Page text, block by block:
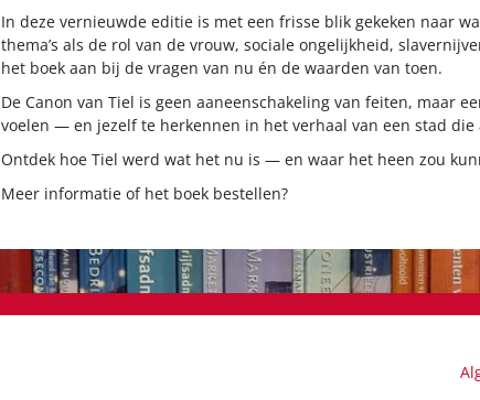
In deze vernieuwde editie is met een frisse blik gekeken naar
thema’s als de rol van de vrouw, sociale ongelijkheid,
het boek aan bij de vragen van nu én de waarden van toen.
De Canon van Tiel is geen aaneenschakeling van feiten, maar
voelen — en jezelf te herkennen in het verhaal van een stad
Ontdek hoe Tiel werd wat het nu is — en waar het heen zou
Meer informatie of het boek bestellen?